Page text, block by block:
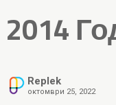
2014
Replek
октомври 25, 2022